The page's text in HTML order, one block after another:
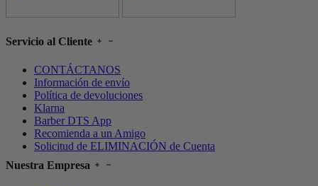
Servicio al Cliente
CONTÁCTANOS
Información de envío
Política de devoluciones
Klarna
Barber DTS App
Recomienda a un Amigo
Solicitud de ELIMINACIÓN de Cuenta
Nuestra Empresa